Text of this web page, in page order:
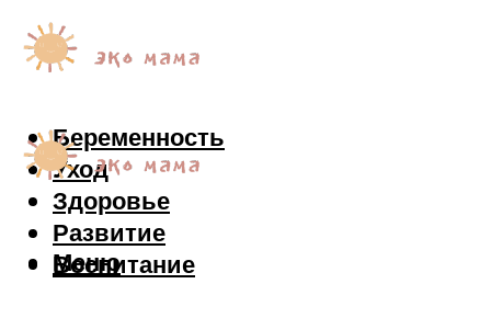
Беременность
Уход
Здоровье
Развитие
Воспитание
Меню